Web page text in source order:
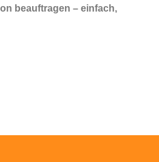
beauftragen – einfach,